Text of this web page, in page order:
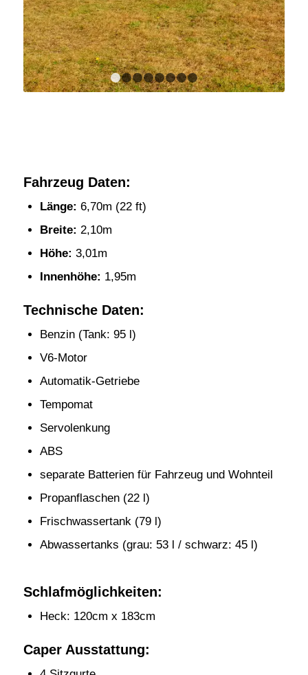
1 2 3 4 5 6 7 8
Fahrzeug Daten:
Länge: 6,70m (22 ft)
Breite: 2,10m
Höhe: 3,01m
Innenhöhe: 1,95m
Technische Daten:
Benzin (Tank: 95 l)
V6-Motor
Automatik-Getriebe
Tempomat
Servolenkung
ABS
separate Batterien für Fahrzeug und Wohnteil
Propanflaschen (22 l)
Frischwassertank (79 l)
Abwassertanks (grau: 53 l / schwarz: 45 l)
Schlafmöglichkeiten:
Heck: 120cm x 183cm
Caper Ausstattung: